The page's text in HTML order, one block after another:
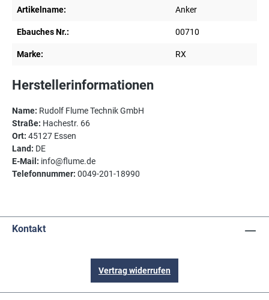
Artikelname: Anker
Ebauches Nr.: 00710
Marke: RX
Herstellerinformationen
Name: Rudolf Flume Technik GmbH
Straße: Hachestr. 66
Ort: 45127 Essen
Land: DE
E-Mail: info@flume.de
Telefonnummer: 0049-201-18990
Kontakt
Vertrag widerrufen